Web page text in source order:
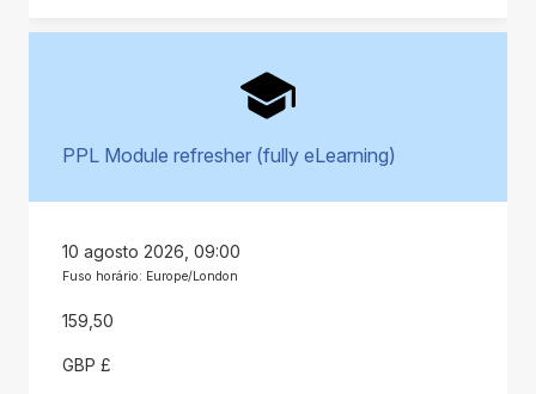
PPL Module refresher (fully eLearning)
10 agosto 2026, 09:00
Fuso horário: Europe/London
159,50
GBP £